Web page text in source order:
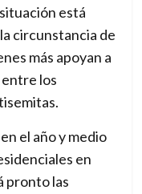
está
circunstancia de
más apoyan a
los
el año y medio
en
pronto las